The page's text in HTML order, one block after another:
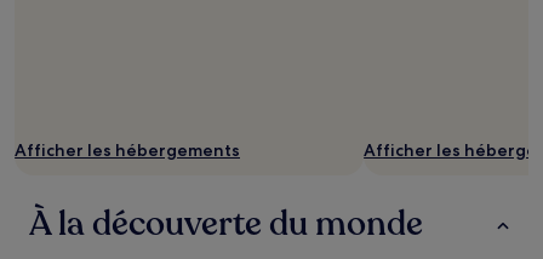
Des
peuvent
s’appliquer.
Afficher les hébergements Afficher les
À la découverte du monde